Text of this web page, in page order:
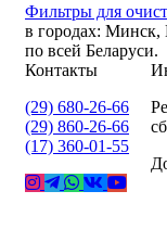
Фильтры для
в городах: Минск,
по всей Беларуси.
Контакты
(29) 680-26-66
(29) 860-26-66
(17) 360-01-55